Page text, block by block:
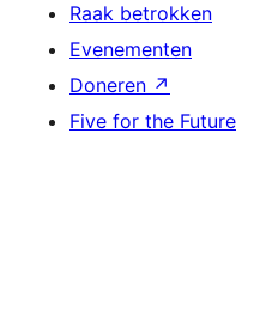
Raak betrokken
Evenementen
Doneren ↗
Five for the Future